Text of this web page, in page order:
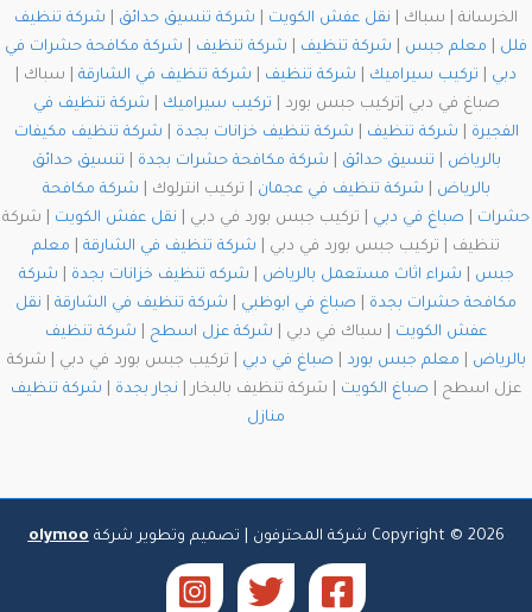
الخرسانة | سباك | نقل عفش الكويت شركة تنسيق حدائق
شركة تنظيف
فلل
معلم جبس شركة تنظيف شركة تنظيف
شركة مكافحة حشرات في
دبي
تركيب سيراميك شركة تنظيف شركة تنظيف في الشارقة | سباك |
صباغ في دبي |تركيب جبس بورد | تركيب سيراميك
شركة تنظيف في
الفجيرة
شركة تنظيف شركة تنظيف خزانات بجدة
شركة تنظيف مكيفات
بالرياض
تنسيق حدائق شركة مكافحة حشرات بجدة
تنسيق حدائق
بالرياض
شركة تنظيف في عجمان | تركيب انترلوك | شركة مكافحة
حشرات
صباغ في دبي | تركيب جبس بورد في دبي | نقل عفش الكويت | شركة
تنظيف | تركيب جبس بورد في دبي | شركة تنظيف في الشارقة
معلم
جبس
شراء اثاث مستعمل بالرياض شركه تنظيف خزانات بجدة
شركة
مكافحة حشرات بجدة
صباغ في ابوظبي شركة تنظيف في الشارقة
نقل
عفش الكويت | سباك في دبي | شركة عزل اسطح
شركة تنظيف
بالرياض
معلم جبس بورد صباغ في دبي
| تركيب جبس بورد في دبي | شركة
عزل اسطح | صباغ الكويت | شركة تنظيف بالبخار | نجار بجدة
شركة تنظيف
منازل
Copyright © 2026 شركة المحترفون | تصميم وتطوير شركة olymoo